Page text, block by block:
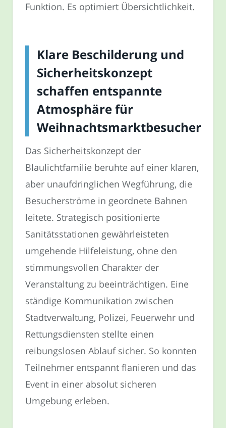
Funktion. Es optimiert Übersichtlichkeit.
Klare Beschilderung und
Sicherheitskonzept
schaffen entspannte
Atmosphäre für
Weihnachtsmarktbesucher
Das Sicherheitskonzept der
Blaulichtfamilie beruhte auf einer klaren,
aber unaufdringlichen Wegführung, die
Besucherströme in geordnete Bahnen
leitete. Strategisch positionierte
Sanitätsstationen gewährleisteten
umgehende Hilfeleistung, ohne den
stimmungsvollen Charakter der
Veranstaltung zu beeinträchtigen. Eine
ständige Kommunikation zwischen
Stadtverwaltung, Polizei, Feuerwehr und
Rettungsdiensten stellte einen
reibungslosen Ablauf sicher. So konnten
Teilnehmer entspannt flanieren und das
Event in einer absolut sicheren
Umgebung erleben.